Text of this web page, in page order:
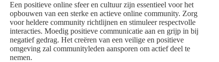
Een positieve online sfeer en cultuur zijn essentieel voor het
opbouwen van een sterke en actieve online community. Zorg
voor heldere community richtlijnen en stimuleer respectvolle
interacties. Moedig positieve communicatie aan en grijp in bij
negatief gedrag. Het creëren van een veilige en positieve
omgeving zal communityleden aansporen om actief deel te
nemen.